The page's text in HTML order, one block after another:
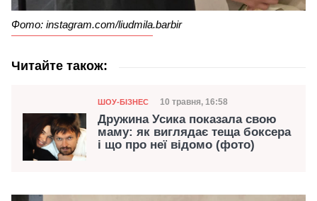
Фото: instagram.com/liudmila.barbir
Читайте також:
Категорія
ШОУ-БІЗНЕС Дата публікації
10 травня, 16:58
Дружина Усика показала свою
маму: як виглядає теща боксера
і що про неї відомо (фото)